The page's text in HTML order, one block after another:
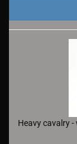
Heavy cavalry